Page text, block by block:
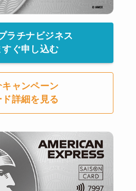
ラチナビジネス
すぐ申し込む
ャンペーン
ド詳細を見る